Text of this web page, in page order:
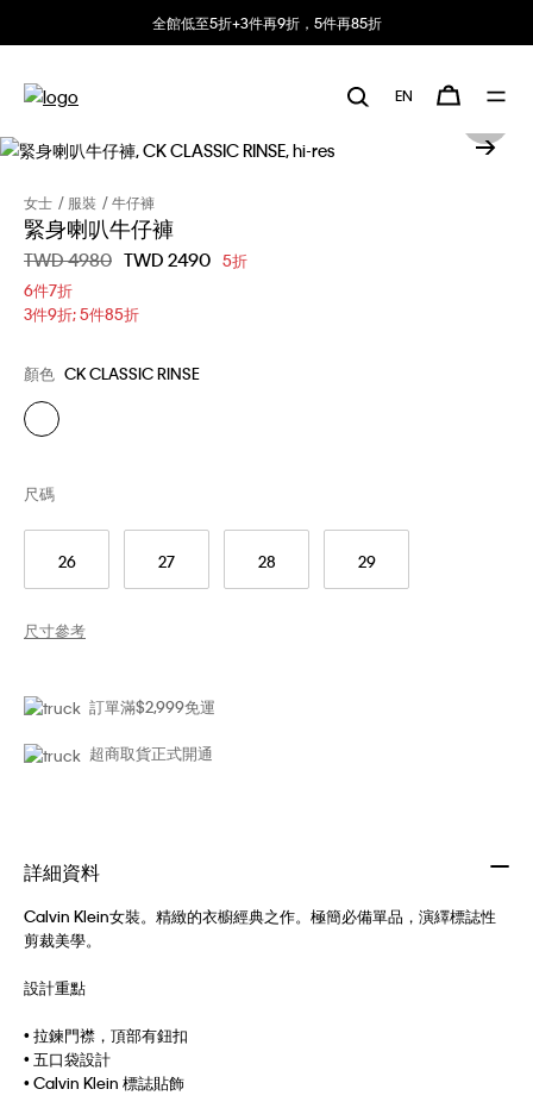
全館低至5折+3件再9折，5件再85折
EN
女士 服裝 牛仔褲
緊身喇叭牛仔褲
價格扣減從
TWD 4980 至
TWD 2490 5折
6件7折
3件9折; 5件85折
顏色 CK CLASSIC RINSE
26 27 28 29
尺碼
尺寸參考
訂單滿$2,999免運
超商取貨正式開通
詳細資料
Calvin Klein女裝。精緻的衣櫥經典之作。極簡必備單品，演繹標誌性
剪裁美學。
設計重點
• 拉鍊門襟，頂部有鈕扣
• 五口袋設計
• Calvin Klein 標誌貼飾